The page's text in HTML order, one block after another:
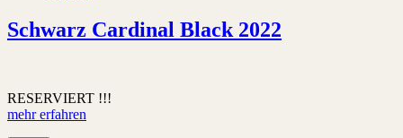
Schwarz Cardinal Black 2022
RESERVIERT !!!
mehr erfahren